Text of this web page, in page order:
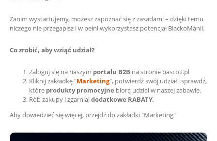
Zanim wystartujemy, możesz zapoznać się z zasadami – dzięki temu
niczego nie przegapisz i w pełni wykorzystasz potencjał BlackoManii.
Co zrobić, aby wziąć udział?
Zaloguj się na naszym portalu B2B na stronie basco2.pl
Kliknij zakładkę "Marketing", potwierdź swój udział i sprawdź,
które produkty promocyjne biorą udział w naszej zabawie.
Rób zakupy i zgarniajdodatkowe RABATY.
Aby dowiedzieć się więcej, przejdź do zakładki "Marketing"